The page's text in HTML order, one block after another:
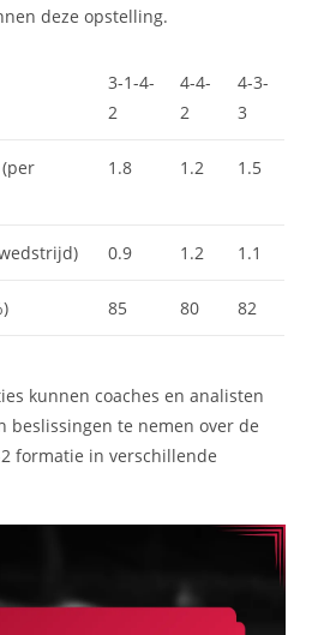
deze opstelling.
3-1-4-
2
4-4-
2
4-3-
3
1.8 1.2 1.5
0.9 1.2 1.1
85 80 82
kunnen coaches en analisten
beslissingen te nemen over de
formatie in verschillende